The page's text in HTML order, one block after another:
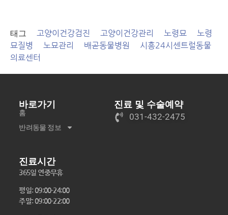
태그 고양이건강검진 고양이건강관리 노령묘
노령
묘질병
노묘관리 배곧동물병원
시흥24시센트럴동물
의료센터
바로가기
홈
반려동물 정보
진료 및 수술예약
031-432-2475
진료시간
365일 연중무휴
평일: 09:00-24:00
주말: 09:00-22:00